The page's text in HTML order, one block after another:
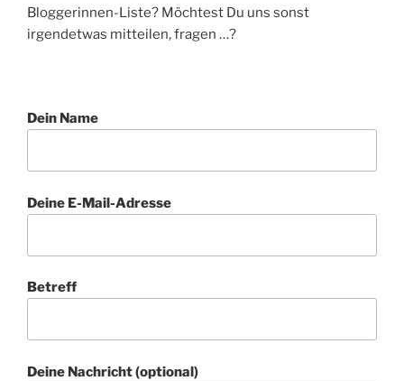
Bloggerinnen-Liste? Möchtest Du uns sonst
irgendetwas mitteilen, fragen …?
Dein Name
Deine E-Mail-Adresse
Betreff
Deine Nachricht (optional)